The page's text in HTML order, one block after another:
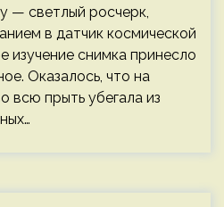
— светлый росчерк,
в датчик космической
изучение снимка принесло
Оказалось, что на
всю прыть убегала из